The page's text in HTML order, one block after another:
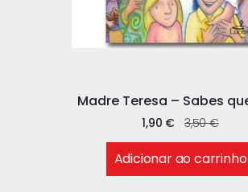
Madre Teresa – Sabes
3,50€
1,90 €
Adicionar ao carrinho